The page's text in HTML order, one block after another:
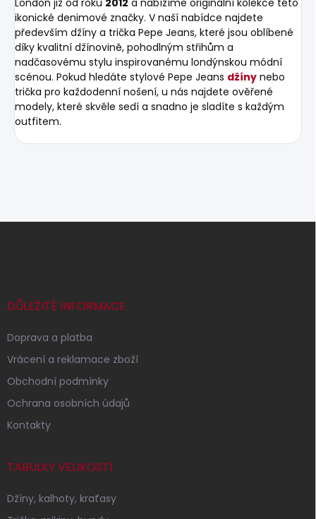
ikonické denimové značky. V naší nabídce najdete
především džíny a trička Pepe Jeans, které jsou oblíbené
díky kvalitní džínovině, pohodlným střihům a
nadčasovému stylu inspirovanému londýnskou módní
scénou. Pokud hledáte stylové Pepe Jeans džíny nebo
trička pro každodenní nošení, u nás najdete ověřené
modely, které skvěle sedí a snadno je sladíte s každým
outfitem.
Z
DŮLEŽITÉ INFORMACE
Doprava a platba
Vrácení a reklamace zboží
Obchodní podmínky
Ochrana osobních údajů
Kontakty
TABULKY VELIKOSTÍ
Džíny, kalhoty, kraťasy